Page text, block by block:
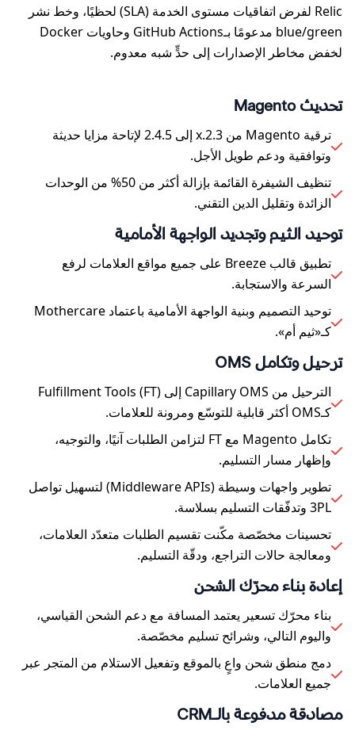
Relic لفرض اتفاقيات مستوى الخدمة (SLA) لحظيًا، وخط نشر
blue/green مدعومًا بـGitHub Actions وحاويات Docker
لخفض مخاطر الإصدارات إلى حدٍّ شبه معدوم.
تحديث Magento
ترقية Magento من 2.3.x إلى 2.4.5 لإتاحة مزايا حديثة
وتوافقية ودعم طويل الأجل.
تنظيف الشيفرة القائمة بإزالة أكثر من 50% من الوحدات
الزائدة وتقليل الدين التقني.
توحيد الثيم وتجديد الواجهة الأمامية
تطبيق قالب Breeze على جميع مواقع العلامات لرفع
السرعة والاستجابة.
توحيد التصميم وبنية الواجهة الأمامية باعتماد Mothercare
كـ«ثيم أم».
ترحيل وتكامل OMS
الترحيل من Capillary OMS إلى Fulfillment Tools (FT)
كـOMS أكثر قابلية للتوسّع ومرونة للعلامات.
تكامل Magento مع FT لتزامن الطلبات آنيًا، والتوجيه،
وإظهار مسار التسليم.
تطوير واجهات وسيطة (Middleware APIs) لتسهيل تواصل
3PL وتدفّقات التسليم بسلاسة.
تحسينات مخصّصة مكّنت تقسيم الطلبات متعدّد العلامات،
ومعالجة حالات التراجع، ودقّة التسليم.
إعادة بناء محرّك الشحن
بناء محرّك تسعير يعتمد المسافة مع دعم الشحن القياسي،
واليوم التالي، وشرائح تسليم مخصّصة.
دمج منطق شحن واعٍ بالموقع وتفعيل الاستلام من المتجر عبر
جميع العلامات.
مصادقة مدفوعة بالـCRM